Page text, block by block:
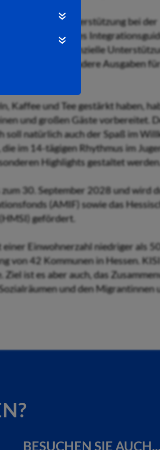
in Hessen Unterstützung bei der
einer Stelle des
umfasst die finanzielle
und andere Ausgaben
Kaffee und Tee gestärkt haben,
und großen Gäste vorbereitet.
natürlich auch der Spaß im
im 14-tägigen Rhythmus im
Highlights gestaltet werden.
30. September 2028 und wird
(AMIF) sowie das
gefördert.
Einwohnerzahl niedriger als
von 42 Kommunen in Hessen.
ist es aber auch, das
und den Migrantinnen
BESUCHEN SIE AUCH...